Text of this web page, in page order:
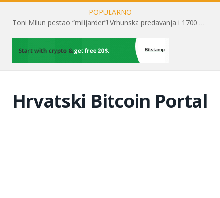
POPULARNO
Toni Milun postao “milijarder”! Vrhunska predavanja i 1700 posjetitelja obilježili su mjesec financijske pismenosti
Hrvatski Bitcoin Portal